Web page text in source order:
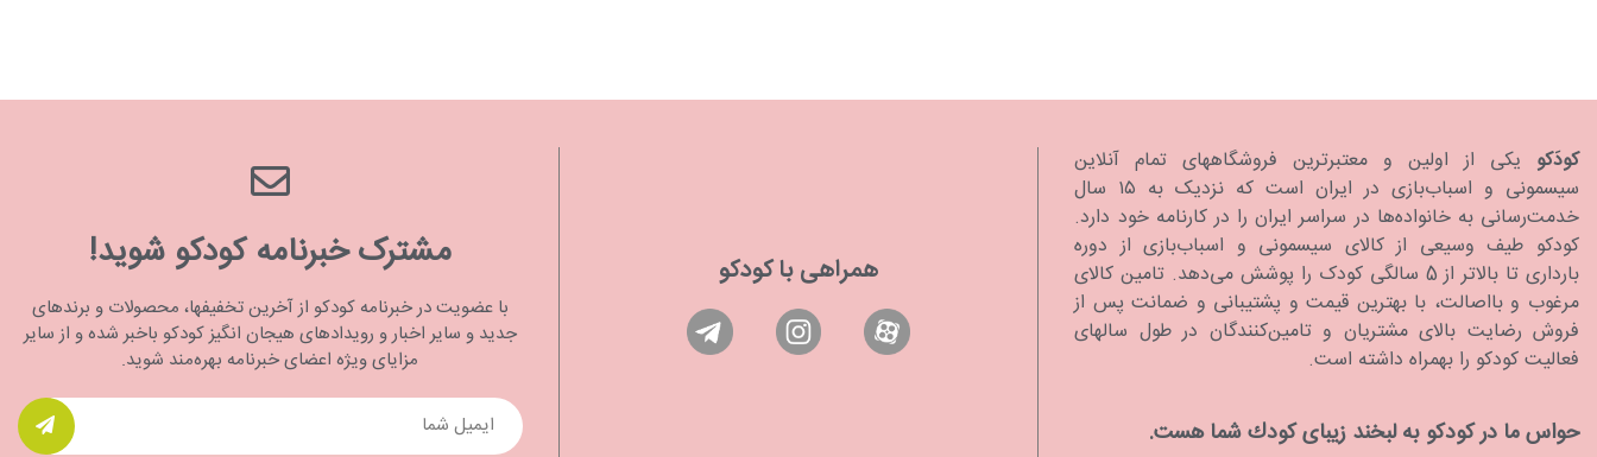
کودَکو یکی از اولین و معتبرترین فروشگاههای تمام آنلاین
سیسمونی و اسباب‌بازی در ایران است که نزدیک به ۱۵ سال
خدمت‌رسانی به خانواده‌ها در سراسر ایران را در کارنامه خود دارد.
كودكو طیف وسیعی از کالای سیسمونی و اسباب‌بازی از دوره
بارداری تا بالاتر از 5 سالگی کودک را پوشش می‌دهد. تامین کالای
مرغوب و بااصالت، با بهترین قیمت و پشتیبانی و ضمانت پس از
فروش رضایت بالای مشتریان و تامین‌کنندگان در طول سالهای
فعالیت کودکو را بهمراه داشته است.
حواس ما در كودكو به لبخند زیبای كودك شما هست.
همراهی با کودکو مشترک خبرنامه کودکو شوید!
با عضویت در خبرنامه کودکو از آخرین تخفیفها، محصولات و برندهای
جدید و سایر اخبار و رویدادهای هیجان انگیز کودکو باخبر شده و از سایر
مزایای ویژه اعضای خبرنامه بهره‌مند شوید.